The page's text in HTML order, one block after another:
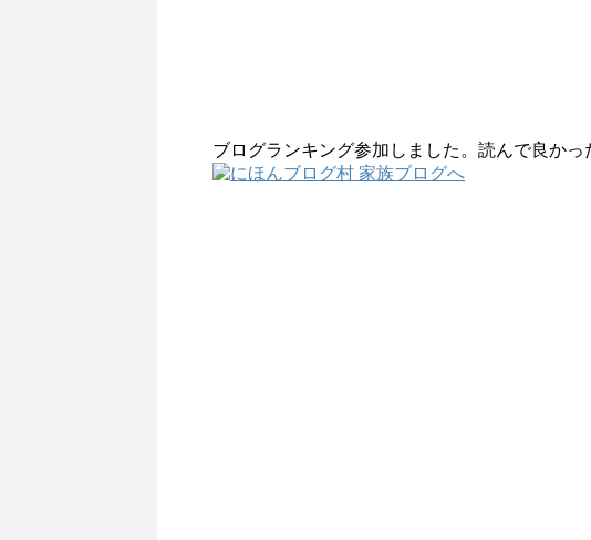
ブログランキング参加しました。読んで良か